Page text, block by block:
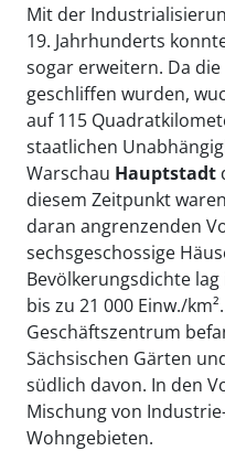
Mit der
19. Jahrhunderts
sogar erweitern. Da
geschliffen wurden,
auf 115
staatlichen
Warschau Hauptstadt
diesem Zeitpunkt
daran angrenzenden
sechsgeschossige
Bevölkerungsdichte
bis zu 21 000 Einw./
Geschäftszentrum
Sächsischen Gärten
südlich davon. In den
Mischung von
Wohngebieten.